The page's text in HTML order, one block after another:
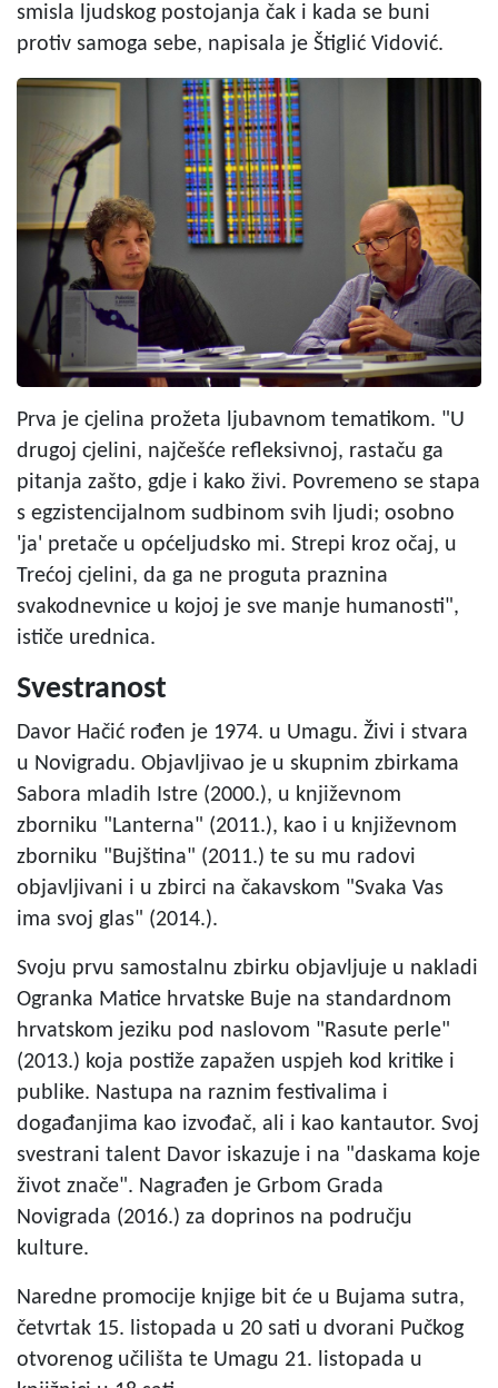
smisla ljudskog postojanja čak i kada se buni
protiv samoga sebe, napisala je Štiglić Vidović.
Prva je cjelina prožeta ljubavnom tematikom. "U
drugoj cjelini, najčešće refleksivnoj, rastaču ga
pitanja zašto, gdje i kako živi. Povremeno se stapa
s egzistencijalnom sudbinom svih ljudi; osobno
'ja' pretače u općeljudsko mi. Strepi kroz očaj, u
Trećoj cjelini, da ga ne proguta praznina
svakodnevnice u kojoj je sve manje humanosti",
ističe urednica.
Svestranost
Davor Hačić rođen je 1974. u Umagu. Živi i stvara
u Novigradu. Objavljivao je u skupnim zbirkama
Sabora mladih Istre (2000.), u književnom
zborniku "Lanterna" (2011.), kao i u književnom
zborniku "Bujština" (2011.) te su mu radovi
objavljivani i u zbirci na čakavskom "Svaka Vas
ima svoj glas" (2014.).
Svoju prvu samostalnu zbirku objavljuje u nakladi
Ogranka Matice hrvatske Buje na standardnom
hrvatskom jeziku pod naslovom "Rasute perle"
(2013.) koja postiže zapažen uspjeh kod kritike i
publike. Nastupa na raznim festivalima i
događanjima kao izvođač, ali i kao kantautor. Svoj
svestrani talent Davor iskazuje i na "daskama koje
život znače". Nagrađen je Grbom Grada
Novigrada (2016.) za doprinos na području
kulture.
Naredne promocije knjige bit će u Bujama sutra,
četvrtak 15. listopada u 20 sati u dvorani Pučkog
otvorenog učilišta te Umagu 21. listopada u